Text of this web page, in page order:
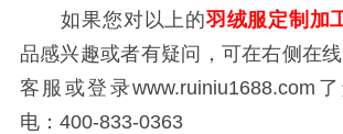
如果您对以上的羽绒服定制加
品感兴趣或者有疑问，可在右侧在
客服或登录www.ruiniu1688.com
电：400-833-0363